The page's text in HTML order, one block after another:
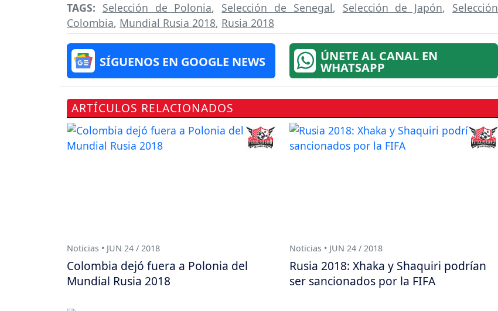
TAGS: Selección de Polonia, Selección de Senegal, Selección de Japón, Selección
Colombia, Mundial Rusia 2018, Rusia 2018
SÍGUENOS EN GOOGLE NEWS ÚNETE AL CANAL EN
WHATSAPP
ARTÍCULOS RELACIONADOS
Noticias • JUN 24 / 2018
Colombia dejó fuera a Polonia del
Mundial Rusia 2018
Noticias • JUN 24 / 2018
Rusia 2018: Xhaka y Shaquiri podrían
ser sancionados por la FIFA